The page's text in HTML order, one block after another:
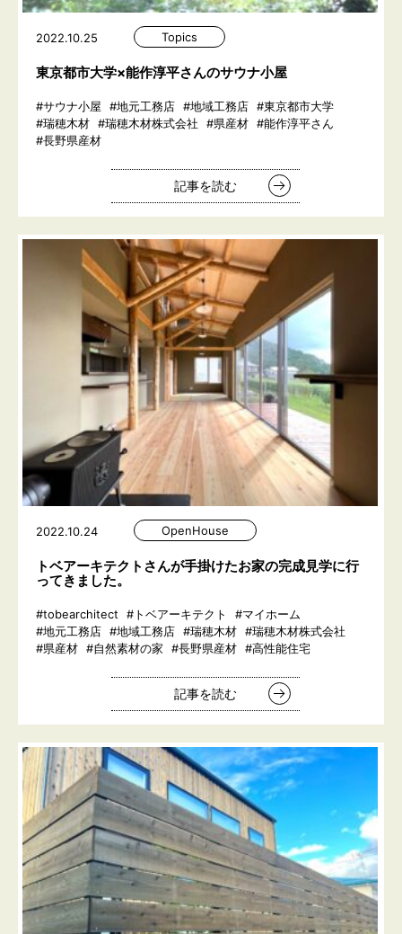
2022.10.25 Topics
東京都市大学×能作淳平さんのサウナ小屋
#サウナ小屋 #地元工務店 #地域工務店 #東京都市大学
#瑞穂木材 #瑞穂木材株式会社 #県産材 #能作淳平さん
#長野県産材
記事を読む
2022.10.24 OpenHouse
トベアーキテクトさんが手掛けたお家の完成見学に行
ってきました。
#tobearchitect #トベアーキテクト
#マイホーム
#地元工務店 #地域工務店 #瑞穂木材 #瑞穂木材株式会社
#県産材 #自然素材の家 #長野県産材 #高性能住宅
記事を読む